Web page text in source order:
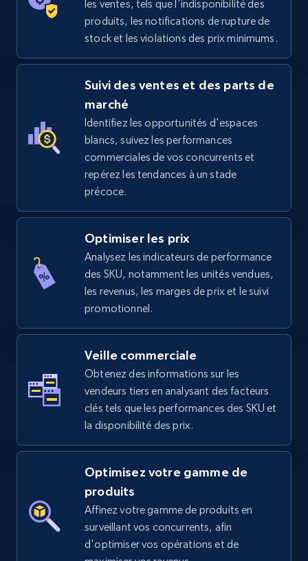
les ventes, tels que l'indisponibilité des
produits, les notifications de rupture de
stock et les violations des prix minimums.
Suivi des ventes et des parts de
marché
Identifiez les opportunités d'espaces
blancs, suivez les performances
commerciales de vos concurrents et
repérez les tendances à un stade
précoce.
Optimiser les prix
Analysez les indicateurs de performance
des SKU, notamment les unités vendues,
les revenus, les marges de prix et le suivi
promotionnel.
Veille commerciale
Obtenez des informations sur les
vendeurs tiers en analysant des facteurs
clés tels que les performances des SKU et
la disponibilité des prix.
Optimisez votre gamme de
produits
Affinez votre gamme de produits en
surveillant vos concurrents, afin
d'optimiser vos opérations et de